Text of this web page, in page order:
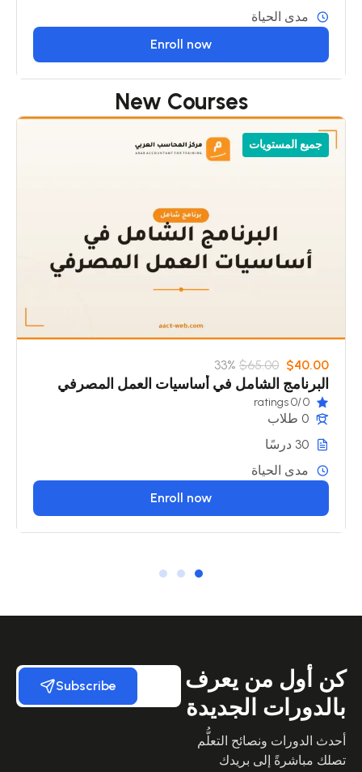
مدى الحياة
Enroll now
New Courses
جميع المستويات
$65.00 $40.00
33%
البرنامج الشامل في أساسيات العمل المصرفي
0
/0 ratings
0 طلاب
30 درسًا
مدى الحياة
Enroll now
كن أول من يعرف
بالدورات الجديدة
أحدث الدورات ونصائح التعلُّم
تصلك مباشرةً إلى بريدك
Subscribe